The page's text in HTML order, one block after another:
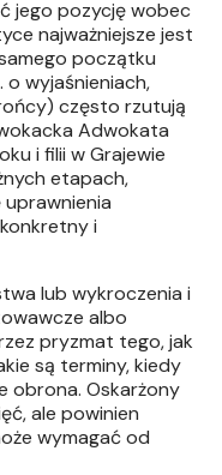
jego pozycję wobec
najważniejsze jest
początku
wyjaśnieniach,
często rzutują
Adwokata
i filii w Grajewie
etapach,
i
lub wykroczenia i
albo
pryzmat tego, jak
są terminy, kiedy
obrona. Oskarżony
ale powinien
wymagać od